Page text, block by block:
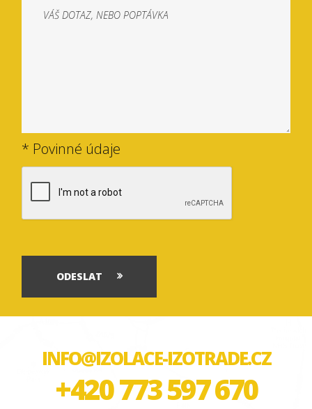
* Povinné údaje
ODESLAT
INFO@IZOLACE-IZOTRADE.CZ
+420 773 597 670